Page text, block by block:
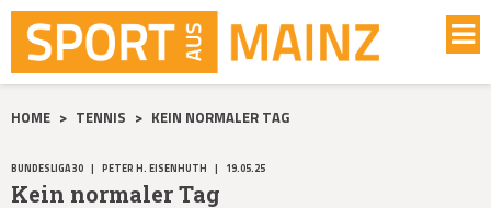
HOME > TENNIS > KEIN NORMALER TAG
BUNDESLIGA 30 | PETER H. EISENHUTH | 19.05.25
Kein normaler Tag